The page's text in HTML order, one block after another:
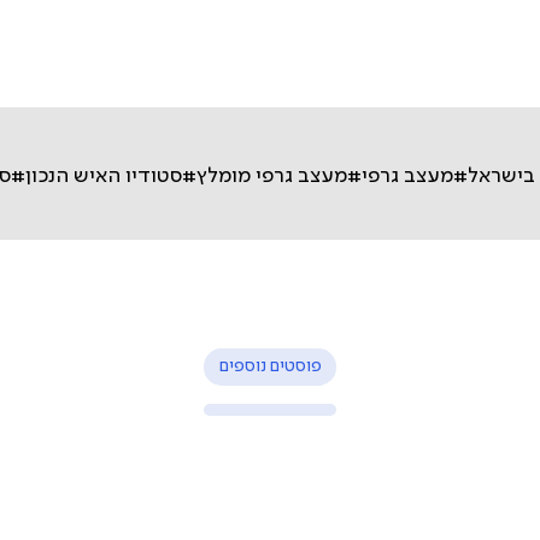
בישראל#מעצב גרפי#מעצב גרפי מומלץ#סטודיו האיש הנכון
פוסטים נוספים